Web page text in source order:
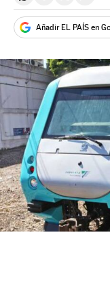
Añadir EL PAÍS en